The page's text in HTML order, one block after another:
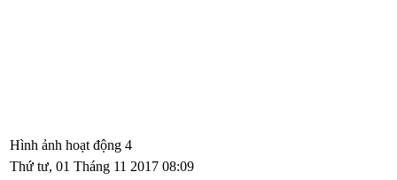
Hình ảnh hoạt động 4
Thứ tư, 01 Tháng 11 2017 08:09